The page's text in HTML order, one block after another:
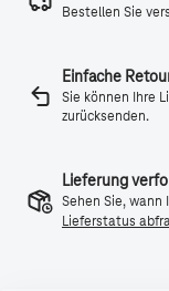
Bestellen Sie
Einfache
Sie können Ihre
zurücksenden.
Lieferung
Sehen Sie,
Lieferstatus